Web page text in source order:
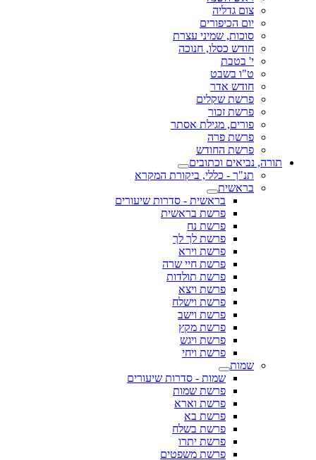
צום גדליה
יום הכיפורים
סוכות, שמיני עצרת
חודש כסלו, חנוכה
י' בטבת
ט"ו בשבט
חודש אדר
פרשת שקלים
פרשת זכור
פורים, מגילת אסתר
פרשת פרה
פרשת החודש
תורה, נביאים וכתובים
תנ"ך - כללי, ביקורת המקרא
בראשית
בראשית - סדרות שיעורים
פרשת בראשית
פרשת נח
פרשת לך לך
פרשת וירא
פרשת חיי שרה
פרשת תולדות
פרשת ויצא
פרשת וישלח
פרשת וישב
פרשת מקץ
פרשת ויגש
פרשת ויחי
שמות
שמות - סדרות שיעורים
פרשת שמות
פרשת וארא
פרשת בא
פרשת בשלח
פרשת יתרו
פרשת משפטים